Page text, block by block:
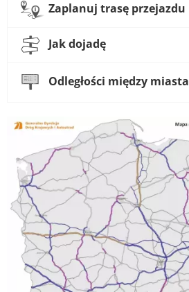
Zaplanuj trasę przejazdu
Jak dojadę
Odległości między